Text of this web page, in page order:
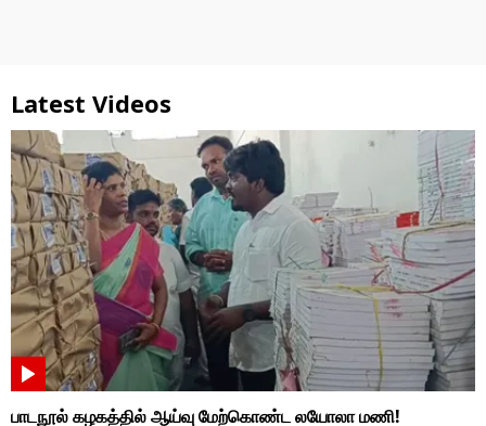
Latest Videos
பாடநூல் கழகத்தில் ஆய்வு மேற்கொண்ட லயோலா மணி!